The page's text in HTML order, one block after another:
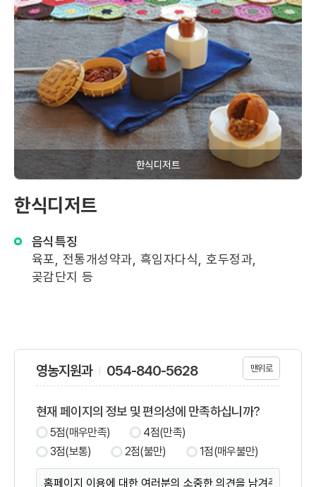
한식디저트
한식디저트
음식특징
육포, 전통개성약과, 흑임자다식, 호두정과,
곶감단지 등
영농지원과 054-840-5628 맨위로
현재 페이지의 정보 및 편의성에 만족하십니까?
5점(매우만족)
4점(만족)
3점(보통)
2점(불만) 1점(매우불만)